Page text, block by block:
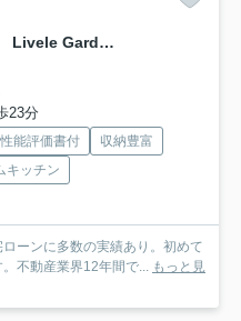
新築 伊勢崎第3茂呂町 4号棟 Livele Garden.S
23分
能評価書付
収納豊富
キッチン
ーンに多数の実績あり。初めて
不動産業界12年間で... もっと見